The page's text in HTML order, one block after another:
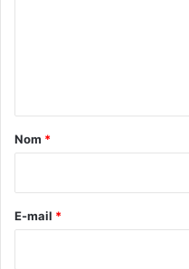
a
e
Nom *
E-mail *